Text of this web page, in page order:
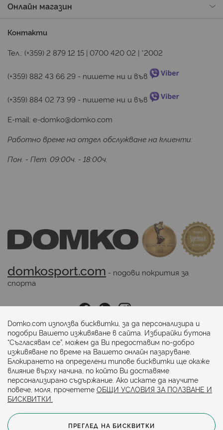
Онлайн магазин
Контакти
Тел.: (+359) 2 879 12 15 | 0700 420 02 | *2002
(+359) 882 43 66 29 - пишете ни и във
(+359) 884 02 73 99 - пишете ни и във
E-mail: e-domko@domko.com
Работно време на отдел обслужване на клиенти:
Пон. - Пет. 09:00ч. - 18:00ч.
domkosport.com - подови покрития за
спорта
Последвайте ни:
Начини на плащане:
Domko.com използва бисквитки, за да персонализира и
подобри Вашето изживяване в сайта. Избирайки бутона
“Съгласявам се”, можем да Ви предоставим по-добро
изживяване по време на Вашето онлайн пазаруване.
Блокирането на определени типове бисквитки ще окаже
влияние върху начина, по който Ви доставяме
персонализирано съдържание. Ако искате да научите
повече, моля, прочетете ОБЩИ УСЛОВИЯ ЗА ПОЛЗВАНЕ И
БИСКВИТКИ.
ПРЕГЛЕД НА БИСКВИТКИ